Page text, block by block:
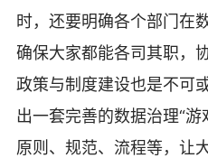
时，还要明确各个部门在
确保大家都能各司其职，
政策与制度建设也是不可
出一套完善的数据治理“
原则、规范、流程等，让